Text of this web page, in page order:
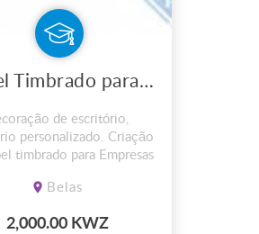
Papel Timbrado para empresa diversas e decoração de escritório CRIAÇÃO E APLICAÇÃ
de escritório,
personalizado. Criação
timbrado para Empresas
Belas
2,000.00 KWZ